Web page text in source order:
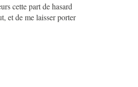
cette part de hasard
et de me laisser porter